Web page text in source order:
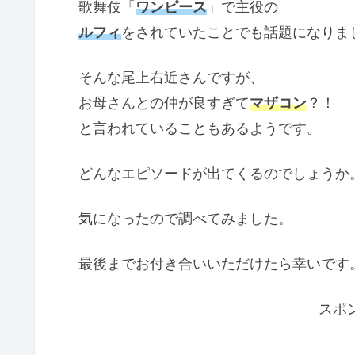
歌舞伎「ワンピース 」で主役の
ルフィをされていたことでも話題になりま
そんな尾上右近さんですが、
お母さんとの仲が良すぎてマザコン ？！
と言われていることもあるようです。
どんなエピソードが出てくるのでしょうか。
気になったので調べてみました。
最後までお付き合いいただけたら幸いです。
スポ